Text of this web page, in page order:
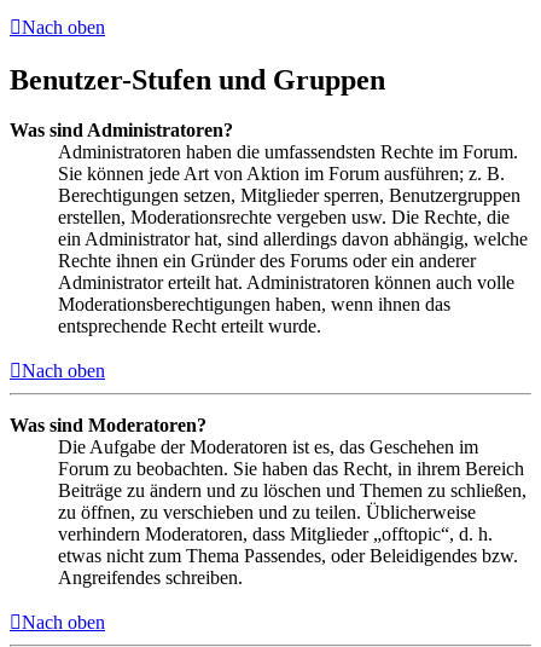
Nach oben
Benutzer-Stufen und Gruppen
Was sind Administratoren?
Administratoren haben die umfassendsten Rechte im Forum.
Sie können jede Art von Aktion im Forum ausführen; z. B.
Berechtigungen setzen, Mitglieder sperren, Benutzergruppen
erstellen, Moderationsrechte vergeben usw. Die Rechte, die
ein Administrator hat, sind allerdings davon abhängig, welche
Rechte ihnen ein Gründer des Forums oder ein anderer
Administrator erteilt hat. Administratoren können auch volle
Moderationsberechtigungen haben, wenn ihnen das
entsprechende Recht erteilt wurde.
Nach oben
Was sind Moderatoren?
Die Aufgabe der Moderatoren ist es, das Geschehen im
Forum zu beobachten. Sie haben das Recht, in ihrem Bereich
Beiträge zu ändern und zu löschen und Themen zu schließen,
zu öffnen, zu verschieben und zu teilen. Üblicherweise
verhindern Moderatoren, dass Mitglieder „offtopic“, d. h.
etwas nicht zum Thema Passendes, oder Beleidigendes bzw.
Angreifendes schreiben.
Nach oben